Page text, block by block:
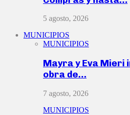
5 agosto, 2026
MUNICIPIOS
MUNICIPIOS
Mayra y Eva Mieri
obra de…
7 agosto, 2026
MUNICIPIOS